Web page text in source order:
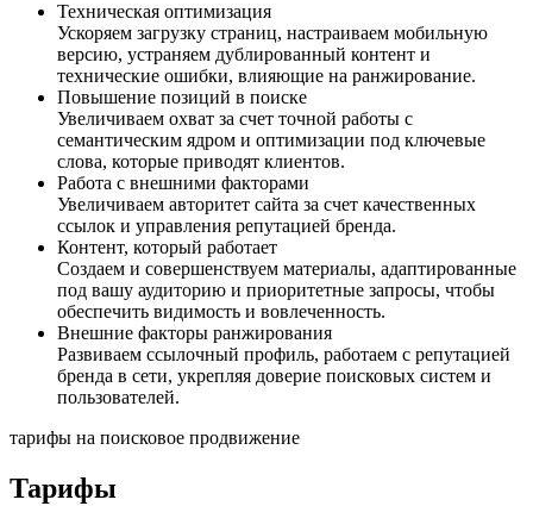
Техническая оптимизация
Ускоряем загрузку страниц, настраиваем мобильную
версию, устраняем дублированный контент и
технические ошибки, влияющие на ранжирование.
Повышение позиций в поиске
Увеличиваем охват за счет точной работы с
семантическим ядром и оптимизации под ключевые
слова, которые приводят клиентов.
Работа с внешними факторами
Увеличиваем авторитет сайта за счет качественных
ссылок и управления репутацией бренда.
Контент, который работает
Создаем и совершенствуем материалы, адаптированные
под вашу аудиторию и приоритетные запросы, чтобы
обеспечить видимость и вовлеченность.
Внешние факторы ранжирования
Развиваем ссылочный профиль, работаем с репутацией
бренда в сети, укрепляя доверие поисковых систем и
пользователей.
тарифы на поисковое продвижение
Тарифы